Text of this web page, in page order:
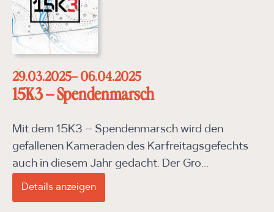
29.03.2025– 06.04.2025
15K3 – Spendenmarsch
Mit dem 15K3 – Spendenmarsch wird den
gefallenen Kameraden des Karfreitagsgefechts
auch in diesem Jahr gedacht. Der Gro...
Details anzeigen